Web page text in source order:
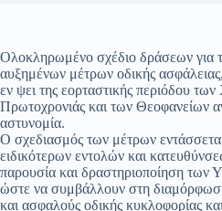
Ολοκληρωμένο σχέδιο δράσεων για
αυξημένων μέτρων οδικής
εν ψει της εορταστικής περιόδου
Πρωτοχρονιάς και των Θεοφανείων
αστυνομία.
Ο σχεδιασμός των μέτρων
ειδικότερων εντολών και
παρουσία και δραστηριοποίηση των
ώστε να συμβάλλουν στη
και ασφαλούς οδικής κυκλοφορίας